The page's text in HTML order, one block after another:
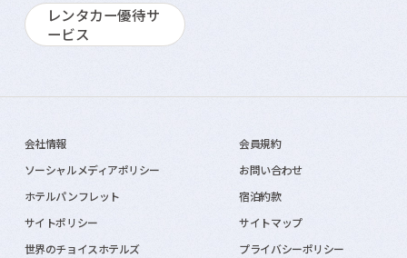
レンタカー優待サ
ービス
会社情報
会員規約
ソーシャルメディアポリシー
お問い合わせ
ホテルパンフレット
宿泊約款
サイトポリシー
サイトマップ
世界のチョイスホテルズ
プライバシーポリシー